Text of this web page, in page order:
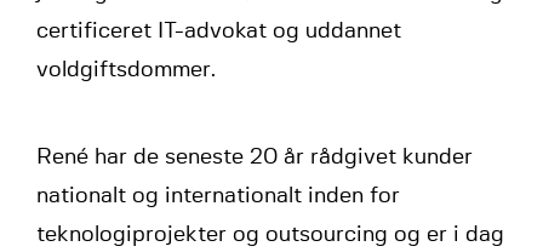
certificeret IT-advokat og uddannet
voldgiftsdommer.
René har de seneste 20 år rådgivet kunder
nationalt og internationalt inden for
teknologiprojekter og outsourcing og er i dag